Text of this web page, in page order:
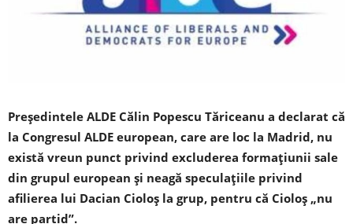
Preşedintele ALDE Călin Popescu Tăriceanu a declarat că
la Congresul ALDE european, care are loc la Madrid, nu
există vreun punct privind excluderea formaţiunii sale
din grupul european şi neagă speculaţiile privind
afilierea lui Dacian Cioloş la grup, pentru că Cioloș „nu
are partid”.